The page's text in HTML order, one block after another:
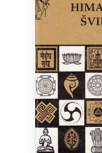
Bibliotekoms